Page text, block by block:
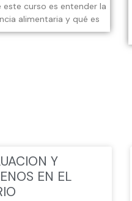
este curso es entender la
alimentaria y qué es
Y
EN EL